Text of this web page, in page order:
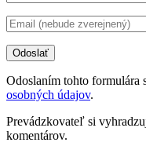
Odoslaním tohto formulára
osobných údajov.
Prevádzkovateľ si
komentárov.